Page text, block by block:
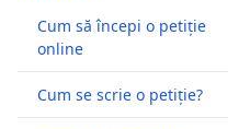
Cum să începi o petiție
online
Cum se scrie o petiție?